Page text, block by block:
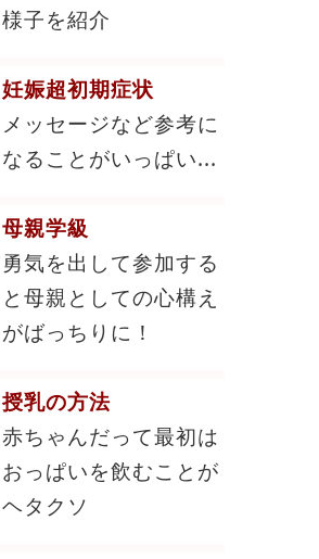
様子を紹介
妊娠超初期症状
メッセージなど参考に
なることがいっぱい...
母親学級
勇気を出して参加する
と母親としての心構え
がばっちりに！
授乳の方法
赤ちゃんだって最初は
おっぱいを飲むことが
ヘタクソ